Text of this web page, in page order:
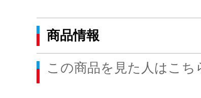
商品情報
この商品を見た人はこ